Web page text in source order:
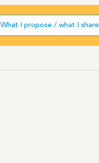
What I propose / what I share